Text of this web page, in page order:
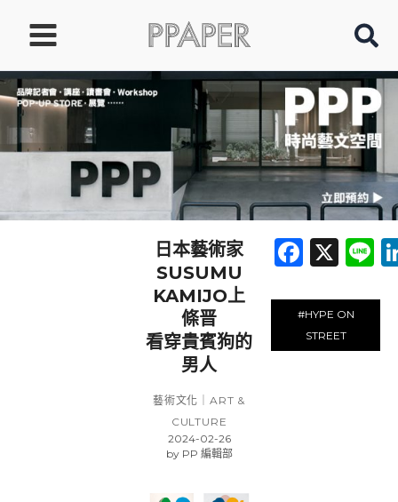
要
內
日本藝術家
SUSUMU
KAMIJO上
條晋
看穿貴賓狗的
男人
藝術文化｜ART &
CULTURE
2024-02-26
byPP 編輯部
X
#HYPE ON
STREET